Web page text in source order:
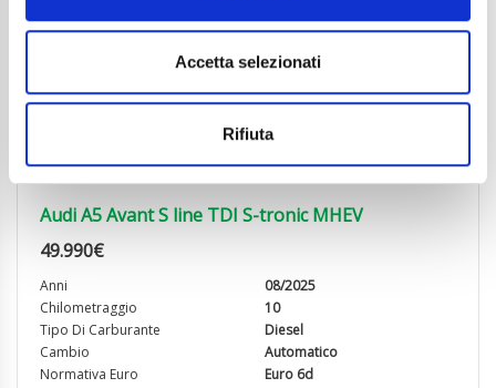
Accetta selezionati
Rifiuta
Audi A5 Avant S line TDI S-tronic MHEV
49.990€
Anni
08/2025
Chilometraggio
10
Tipo Di Carburante
Diesel
Cambio
Automatico
Normativa Euro
Euro 6d